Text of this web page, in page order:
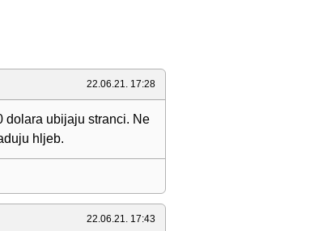
22.06.21. 17:28
dolara ubijaju stranci. Ne
hljeb.
22.06.21. 17:43